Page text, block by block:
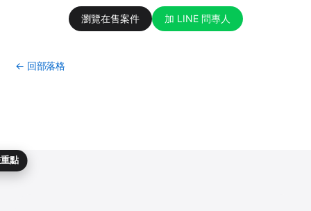
瀏覽在售案件 加 LINE 問專人
← 回部落格
點